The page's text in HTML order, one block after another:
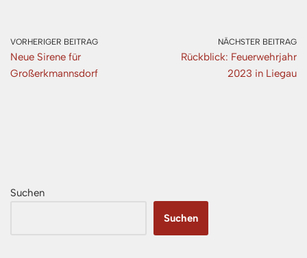
VORHERIGER BEITRAG
Neue Sirene für
Großerkmannsdorf
NÄCHSTER BEITRAG
Rückblick: Feuerwehrjahr
2023 in Liegau
Suchen
Suchen